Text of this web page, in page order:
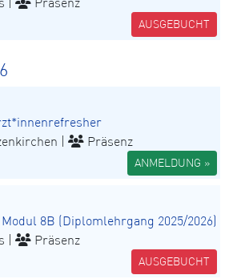
AUSGEBUCHT
| Präsenz
ANMELDUNG »
Modul 8B (Diplomlehrgang 2025/2026)
| Präsenz
AUSGEBUCHT